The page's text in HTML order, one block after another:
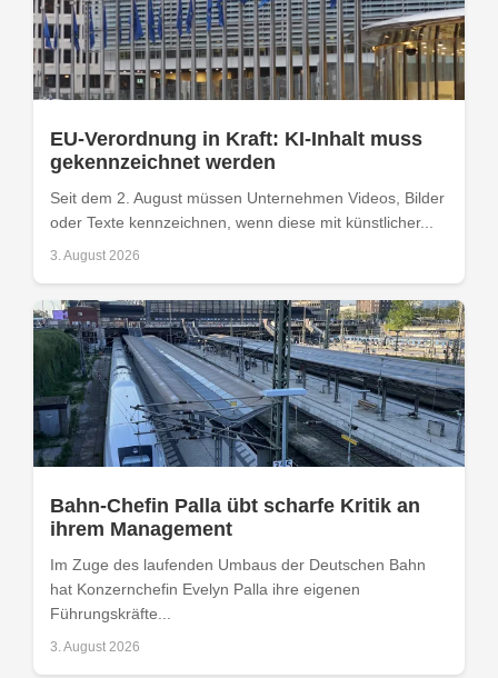
EU-Verordnung in Kraft: KI-Inhalt muss
gekennzeichnet werden
Seit dem 2. August müssen Unternehmen Videos, Bilder
oder Texte kennzeichnen, wenn diese mit künstlicher...
3. August 2026
Bahn-Chefin Palla übt scharfe Kritik an
ihrem Management
Im Zuge des laufenden Umbaus der Deutschen Bahn
hat Konzernchefin Evelyn Palla ihre eigenen
Führungskräfte...
3. August 2026